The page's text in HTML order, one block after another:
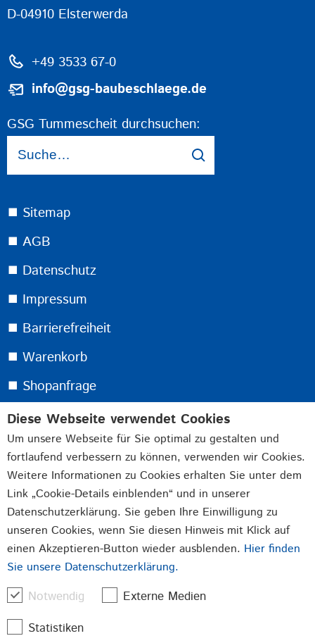
Diese Webseite verwendet Cookies
Um unsere Webseite für Sie optimal zu gestalten und
fortlaufend verbessern zu können, verwenden wir Cookies.
Weitere Informationen zu Cookies erhalten Sie unter dem
Link „Cookie-Details einblenden“ und in unserer
Datenschutzerklärung. Sie geben Ihre Einwilligung zu
unseren Cookies, wenn Sie diesen Hinweis mit Klick auf
einen Akzeptieren-Button wieder ausblenden. Hier finden
Sie unsere Datenschutzerklärung.
Notwendig
Externe Medien
Statistiken
D-04910 Elsterwerda
+49 3533 67-0
info@gsg-baubeschlaege.de
GSG Tummescheit durchsuchen:
⯀ Sitemap
⯀ AGB
⯀ Datenschutz
⯀ Impressum
⯀ Barrierefreiheit
⯀ Warenkorb
⯀ Shopanfrage
Melden Sie sich jetzt für unseren kostenlosen
Newsletter an:
Durch Absenden der von Ihnen eingegebenen Daten
willigen Sie in die Datenverarbeitung ein und bestätigen
unsere Datenschutzerklärung
Jetzt Anmelden
Beschläge